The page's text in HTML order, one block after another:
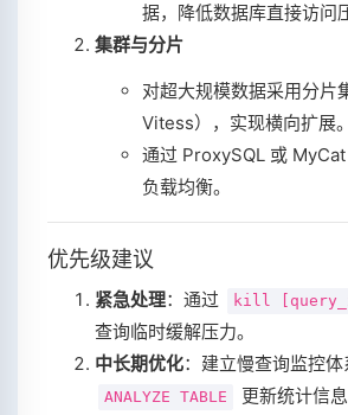
据，降低数据库直接访问
集群与分片
对超大规模数据采用分片
Vitess），实现横向扩展。
通过 ProxySQL 或
负载均衡。
优先级建议
紧急处理‌：通过 kill
查询临时缓解压力。
中长期优化：建立慢查询监控
ANALYZE TABLE
更新统计信息